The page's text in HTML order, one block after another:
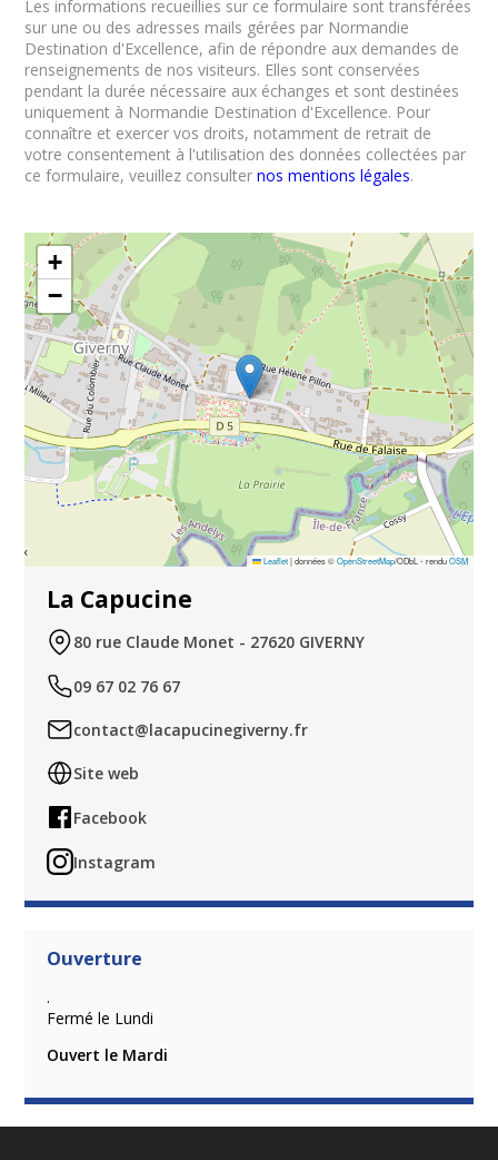
Les informations recueillies sur ce formulaire sont transférées
sur une ou des adresses mails gérées par Normandie
Destination d'Excellence, afin de répondre aux demandes de
renseignements de nos visiteurs. Elles sont conservées
pendant la durée nécessaire aux échanges et sont destinées
uniquement à Normandie Destination d'Excellence. Pour
connaître et exercer vos droits, notamment de retrait de
votre consentement à l'utilisation des données collectées par
ce formulaire, veuillez consulternos mentions légales.
+
−
Leaflet |données ©OpenStreetMap/ODbL - renduOSM
La Capucine
80 rue Claude Monet - 27620 GIVERNY
09 67 02 76 67
contact@lacapucinegiverny.fr
Site web
Facebook
Instagram
Ouverture
.
Fermé le Lundi
Ouvert le Mardi